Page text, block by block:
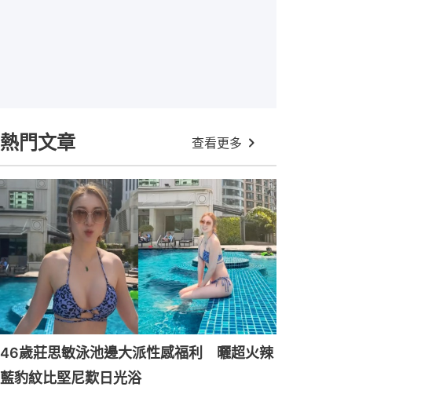
熱門文章 查看更多
46歲莊思敏泳池邊大派性感福利 曬超火辣
藍豹紋比堅尼歎日光浴